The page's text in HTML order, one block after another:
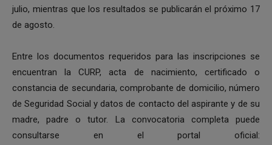
julio, mientras que los resultados se publicarán el próximo 17
de agosto.
Entre los documentos requeridos para las inscripciones se
encuentran la CURP, acta de nacimiento, certificado o
constancia de secundaria, comprobante de domicilio, número
de Seguridad Social y datos de contacto del aspirante y de su
madre, padre o tutor. La convocatoria completa puede
consultarse en el portal oficial: